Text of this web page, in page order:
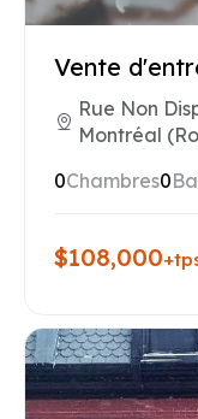
Vente
Rue Non
Montréal
0Chambres0
$108,000